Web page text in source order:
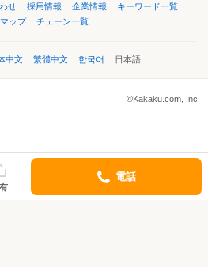
せ 採用情報 企業情報
キーワード一覧
ップ
チェーン一覧
中文 繁體中文 한국어 日本語
©Kakaku.com, Inc.
電話